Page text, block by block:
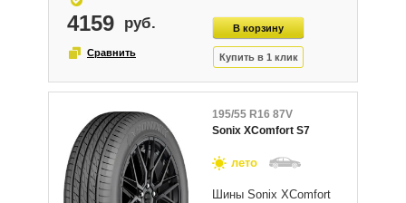
4159
195/55 R16 87V
Sonix XComfort S7
лето
Шины Sonix XComfort